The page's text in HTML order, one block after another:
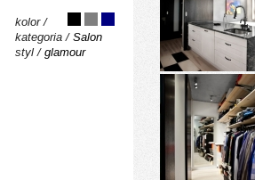
kolor /
kategoria / Salon
styl / glamour